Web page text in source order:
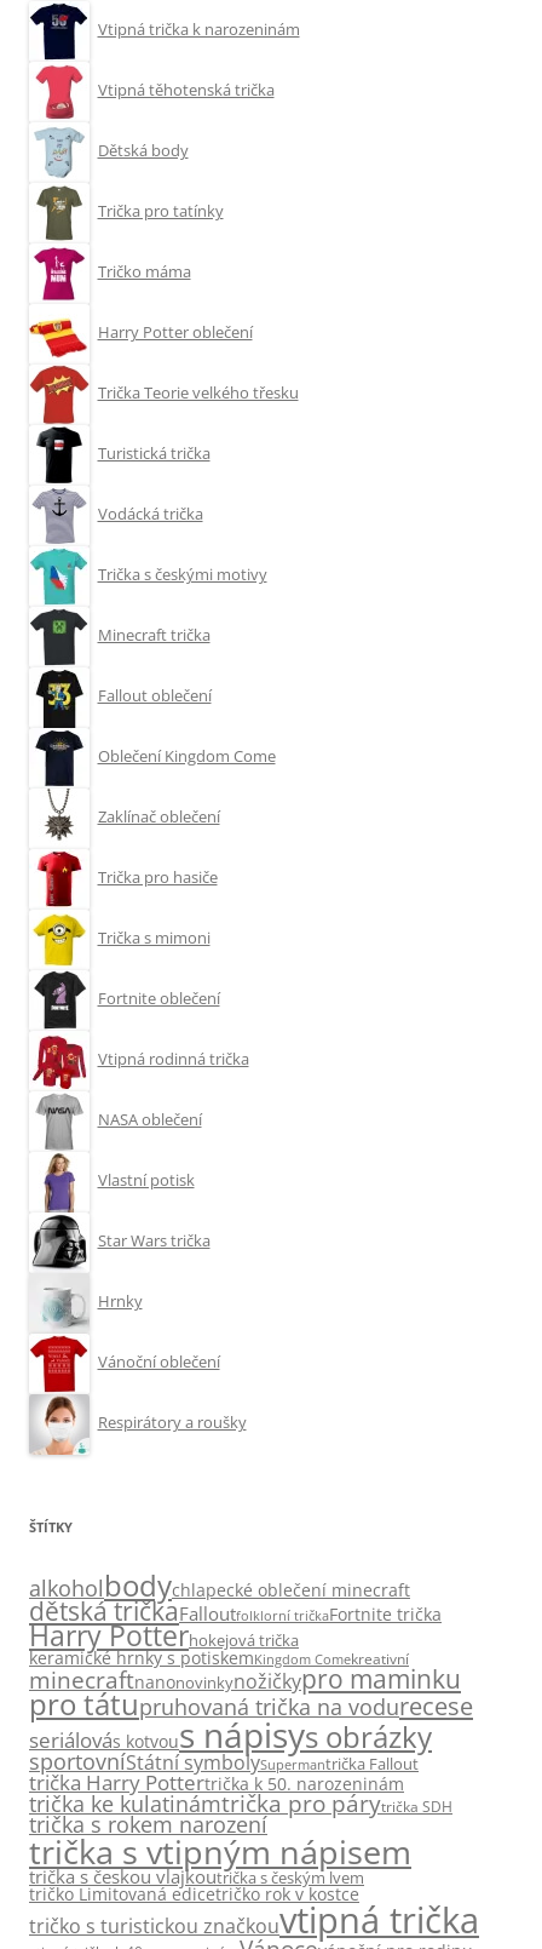
Vtipná trička k narozeninám
Vtipná těhotenská trička
Dětská body
Trička pro tatínky
Tričko máma
Harry Potter oblečení
Trička Teorie velkého třesku
Turistická trička
Vodácká trička
Trička s českými motivy
Minecraft trička
Fallout oblečení
Oblečení Kingdom Come
Zaklínač oblečení
Trička pro hasiče
Trička s mimoni
Fortnite oblečení
Vtipná rodinná trička
NASA oblečení
Vlastní potisk
Star Wars trička
Hrnky
Vánoční oblečení
Respirátory a roušky
ŠTÍTKY
alkoholbodychlapecké oblečení minecraft
dětská tričkaFalloutfolklorní tričkaFortnite trička
Harry Potterhokejová trička
keramické hrnky s potiskemKingdom Comekreativní
minecraftnanonovinkynožičkypro maminku
pro tátupruhovaná trička na vodurecese
seriálovás kotvous nápisys obrázky
sportovníStátní symbolySupermantrička Fallout
trička Harry Pottertrička k 50. narozeninám
trička ke kulatinámtrička pro párytrička SDH
trička s rokem narození
trička s vtipným nápisem
trička s českou vlajkoutrička s českým lvem
tričko Limitovaná edicetričko rok v kostce
tričko s turistickou značkouvtipná trička